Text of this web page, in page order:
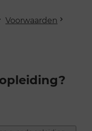
Voorwaarden